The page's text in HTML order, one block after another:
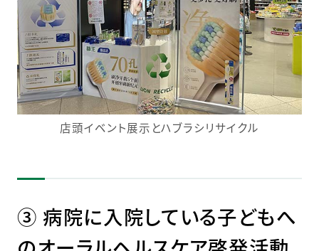
店頭イベント展示とハブラシリサイクル
③ 病院に入院している子どもへ